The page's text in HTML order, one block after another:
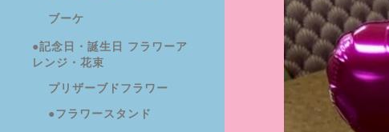
ブーケ
●記念日・誕生日 フラワーア
レンジ・花束
プリザーブドフラワー
●フラワースタンド